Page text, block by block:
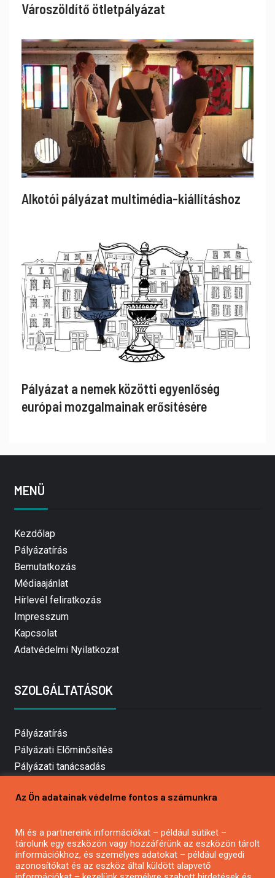
Városzöldítő ötletpályázat
Alkotói pályázat multimédia-kiállításhoz
Pályázat a nemek közötti egyenlőség
európai mozgalmainak erősítésére
MENÜ
Kezdőlap
Pályázatírás
Bemutatkozás
Médiaajánlat
Hírlevél feliratkozás
Impresszum
Kapcsolat
Adatvédelmi Nyilatkozat
SZOLGÁLTATÁSOK
Pályázatírás
Pályázati Előminősítés
Pályázati tanácsadás
Mezőgazdasági pályázatírás
Pályázatírás civil szervezeteknek
Pályázatírás önkormányzatoknak
Pályázatfigyelés
Az Ön adatainak védelme fontos a számunkra
Mi és a partnereink információkat – például sütiket –
tárolunk egy eszközön vagy hozzáférünk az eszközön tárolt
információkhoz, és személyes adatokat – például egyedi
azonosítókat és az eszköz által küldött alapvető